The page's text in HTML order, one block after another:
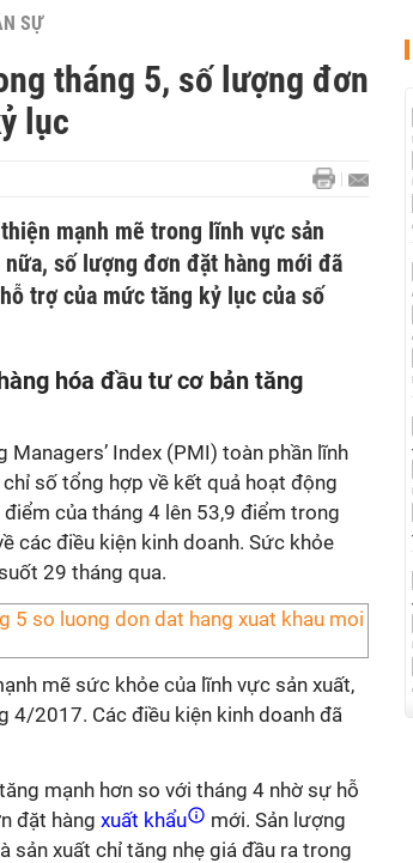
SỰ
tháng 5, số lượng đơn
lục
mạnh mẽ trong lĩnh vực sản
số lượng đơn đặt hàng mới đã
trợ của mức tăng kỷ lục của số
hóa đầu tư cơ bản tăng
Managers’ Index (PMI) toàn phần lĩnh
số tổng hợp về kết quả hoạt động
của tháng 4 lên 53,9 điểm trong
các điều kiện kinh doanh. Sức khỏe
29 tháng qua.
mẽ sức khỏe của lĩnh vực sản xuất,
4/2017. Các điều kiện kinh doanh đã
mạnh hơn so với tháng 4 nhờ sự hỗ
đặt hàng xuất khẩu
mới. Sản lượng
sản xuất chỉ tăng nhẹ giá đầu ra trong